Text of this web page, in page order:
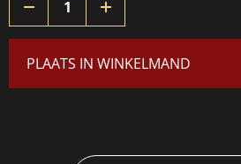
PLAATS IN WINKELMAND